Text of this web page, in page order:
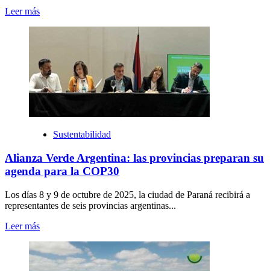
Leer más
Sustentabilidad
Alianza Verde Argentina: las provincias preparan su
agenda para la COP30
Los días 8 y 9 de octubre de 2025, la ciudad de Paraná recibirá a
representantes de seis provincias argentinas...
Leer más